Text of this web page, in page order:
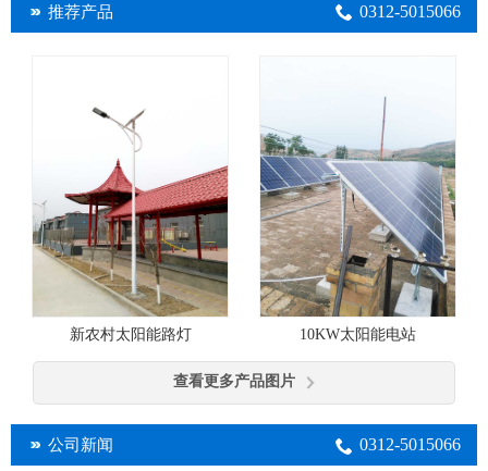
推荐产品 0312-5015066
新农村太阳能路灯 10KW太阳能电站
查看更多产品图片
公司新闻 0312-5015066